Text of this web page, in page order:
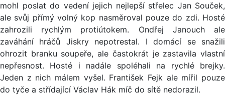
mohl poslat do vedení jejich nejlepší střelec Jan Souček,
ale svůj přímý volný kop nasměroval pouze do zdi. Hosté
zahrozili rychlým protiútokem. Ondřej Janouch ale
zaváhání hráčů Jiskry nepotrestal. I domácí se snažili
ohrozit branku soupeře, ale častokrát je zastavila vlastní
nepřesnost. Hosté i nadále spoléhali na rychlé brejky.
Jeden z nich málem vyšel. František Fejk ale mířil pouze
do tyče a střídající Václav Hák míč do sítě nedorazil.